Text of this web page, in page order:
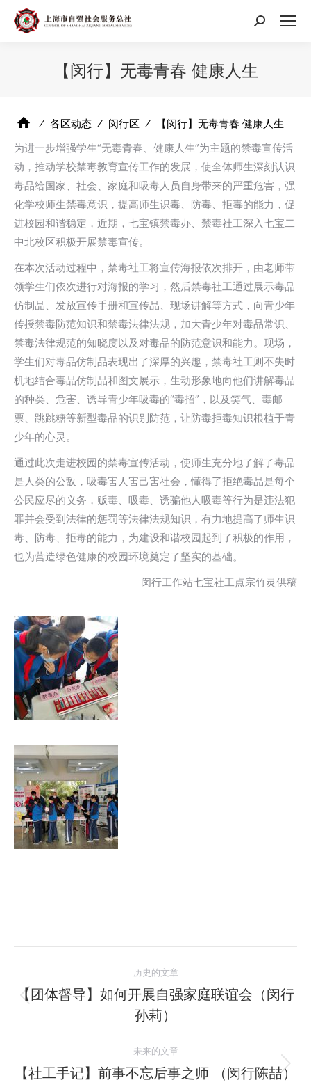
搜
【闵行】无毒青春 健康人生
⁄ 各区动态 ⁄ 闵行区 ⁄
【闵行】无毒青春 健康人生
为进一步增强学生“无毒青春、健康人生”为主题的禁毒宣传活
动，推动学校禁毒教育宣传工作的发展，使全体师生深刻认识
毒品给国家、社会、家庭和吸毒人员自身带来的严重危害，强
化学校师生禁毒意识，提高师生识毒、防毒、拒毒的能力，促
进校园和谐稳定，近期，七宝镇禁毒办、禁毒社工深入七宝二
中北校区积极开展禁毒宣传。
在本次活动过程中，禁毒社工将宣传海报依次排开，由老师带
领学生们依次进行对海报的学习，然后禁毒社工通过展示毒品
仿制品、发放宣传手册和宣传品、现场讲解等方式，向青少年
传授禁毒防范知识和禁毒法律法规，加大青少年对毒品常识、
禁毒法律规范的知晓度以及对毒品的防范意识和能力。现场，
学生们对毒品仿制品表现出了深厚的兴趣，禁毒社工则不失时
机地结合毒品仿制品和图文展示，生动形象地向他们讲解毒品
的种类、危害、诱导青少年吸毒的“毒招”，以及笑气、毒邮
票、跳跳糖等新型毒品的识别防范，让防毒拒毒知识根植于青
少年的心灵。
通过此次走进校园的禁毒宣传活动，使师生充分地了解了毒品
是人类的公敌，吸毒害人害己害社会，懂得了拒绝毒品是每个
公民应尽的义务，贩毒、吸毒、诱骗他人吸毒等行为是违法犯
罪并会受到法律的惩罚等法律法规知识，有力地提高了师生识
毒、防毒、拒毒的能力，为建设和谐校园起到了积极的作用，
也为营造绿色健康的校园环境奠定了坚实的基础。
闵行工作站七宝社工点宗竹灵供稿
章
历史的文章
历
史
章：
【团体督导】如何开展自强家庭联谊会（闵行
孙莉）
未来的文章
未
【社工手记】前事不忘后事之师 （闵行陈喆）